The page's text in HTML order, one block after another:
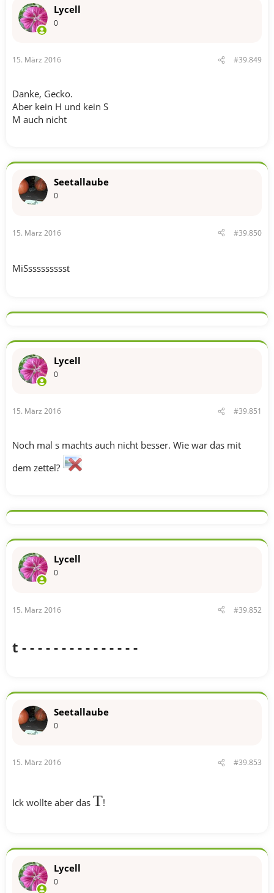
Lycell
0
15. März 2016 #39.849
Danke, Gecko.
Aber kein H und kein S
M auch nicht
Seetallaube
0
15. März 2016 #39.850
MiSssssssssst
Lycell
0
15. März 2016 #39.851
Noch mal s machts auch nicht besser. Wie war das mit
dem zettel?
Lycell
0
15. März 2016 #39.852
t - - - - - - - - - - - - - - -
Seetallaube
0
15. März 2016 #39.853
Ick wollte aber das T!
Lycell
0